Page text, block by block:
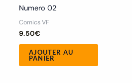
Numero 02
Comics VF
9.50€
AJOUTER AU
PANIER